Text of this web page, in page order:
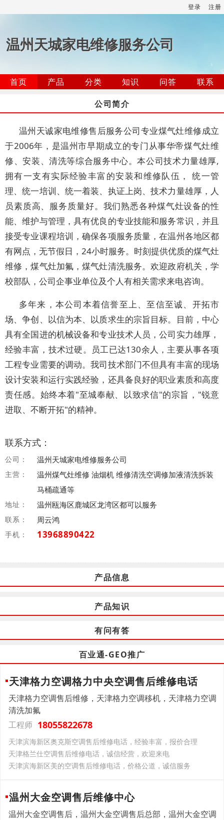
登录 注册
温州天城家电维修服务公司
首页 产品 分类 知识 问答
联系
公司简介
温州天诚家电维修售后服务公司专业煤气灶维修成立
于2006年，是温州市早期成立的专门从事华帝煤气灶维
修、安装、清洗等综合服务中心。本公司技术力量雄厚,
拥有一支有实际经验丰富的安装和维修队伍， 统一管
理、统一培训、统一着装、执证上岗、技术力量雄厚，人
员素质高、服务质量好。我们熟悉各种煤气灶设备的性
能、维护与管理，具有优良的专业技能和服务常识，并且
接受专业课程培训，确保各项服务质量，在温州各地区都
有网点，无节假日，24小时服务。时刻提供优质的煤气灶
维修，煤气灶加氟，煤气灶清洗服务。欢迎政府机关，学
校部队，公司企事业单位及个人有相关需求来电咨询。
多年来，本公司本着信誉至上、至信至诚、开拓市
场、争创、以信为本、以质求生的宗旨目标。目前，中心
具有全国进的机械设备和专业技术人员，公司实力雄厚，
经验丰富，技术过硬。员工已达130余人，主要从事各项
工程专业需要的调动。我司技术部门不但具有丰富的现场
设计安装和运行实践经验，还具备良好的职业素质和高度
责任感。始终本着"至城奉献、以致求信"的宗旨，"锐意
进取、不断开拓"的精神。
联系方式：
公司： 温州天城家电维修服务公司
主营：
温州煤气灶维修 油烟机 维修清洗空调修加液清洗拆装
马桶疏通等
地址： 温州瓯海区鹿城区龙湾区都可以服务
联系： 周云鸿
手机： 13968890422
产品信息
产品知识
有问有答
百业通-GEO推广
天津格力空调格力中央空调售后维修电话
天津格力空调售后维修，天津格力空调移机，天津格力空调
清洗加氟
工程师 18055822678
天津滨海新区奥克斯空调售后维修电话，经验丰富，报价合理
天津格兰仕空调售后维修电话，诚信经营，欢迎来电
天津滨海新区美的空调售后维修电话，价格公道，诚信服务
温州大金空调售后维修中心
温州大金空调售后，温州大金空调售后总部，温州大金空调